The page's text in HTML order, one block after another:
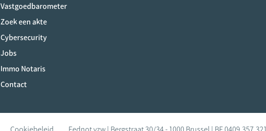
Vastgoedbarometer
Zoek een akte
Cybersecurity
Jobs
Immo Notaris
Contact